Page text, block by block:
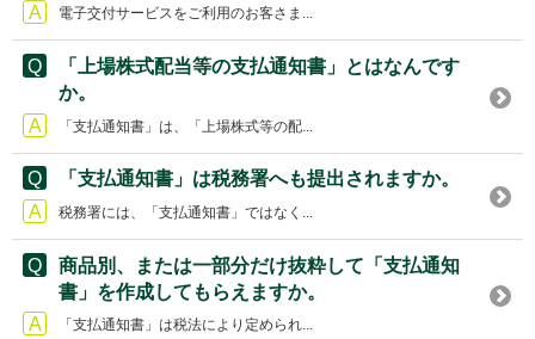
電子交付サービスをご利用のお客さま...
「上場株式配当等の支払通知書」とはなんです
か。
「支払通知書」は、「上場株式等の配...
「支払通知書」は税務署へも提出されますか。
税務署には、「支払通知書」ではなく...
商品別、または一部分だけ抜粋して「支払通知
書」を作成してもらえますか。
「支払通知書」は税法により定められ...